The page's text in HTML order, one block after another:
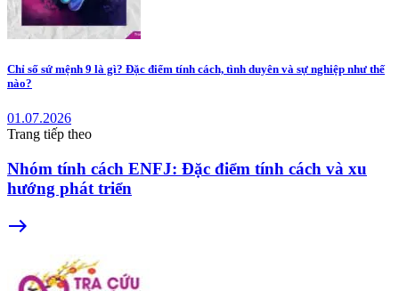
Chỉ số sứ mệnh 9 là gì? Đặc điểm tính cách, tình duyên và sự nghiệp như thế
nào?
01.07.2026
Trang tiếp theo
Nhóm tính cách ENFJ: Đặc điểm tính cách và xu
hướng phát triển
east